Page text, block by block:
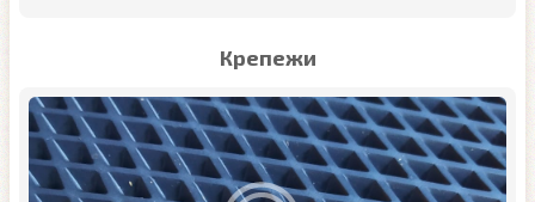
Крепежи